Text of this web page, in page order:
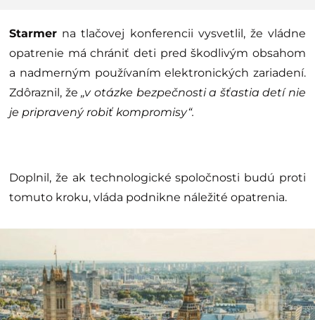
Starmer na tlačovej konferencii vysvetlil, že vládne
opatrenie má chrániť deti pred škodlivým obsahom
a nadmerným používaním elektronických zariadení.
Zdôraznil, že„v otázke bezpečnosti a šťastia detí nie
je pripravený robiť kompromisy“.
Doplnil, že ak technologické spoločnosti budú proti
tomuto kroku, vláda podnikne náležité opatrenia.